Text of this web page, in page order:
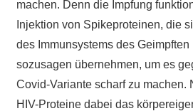
machen. Denn die Impfung
Injektion von Spikeproteinen, die
des Immunsystems des
sozusagen übernehmen, um es
Covid-Variante scharf zu machen.
HIV-Proteine dabei das